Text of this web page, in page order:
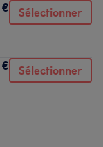
€ Sélectionner
Sélectionner